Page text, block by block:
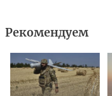
Рекомендуем